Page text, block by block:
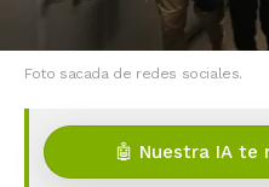
Foto sacada de redes sociales.
🤖 Nuestra IA te